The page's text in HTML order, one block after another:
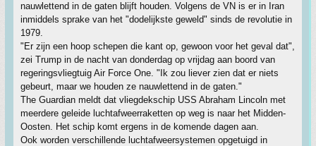
nauwlettend in de gaten blijft houden. Volgens de VN is er in Iran
inmiddels sprake van het "dodelijkste geweld" sinds de revolutie in
1979.
"Er zijn een hoop schepen die kant op, gewoon voor het geval dat",
zei Trump in de nacht van donderdag op vrijdag aan boord van
regeringsvliegtuig Air Force One. "Ik zou liever zien dat er niets
gebeurt, maar we houden ze nauwlettend in de gaten."
The Guardian meldt dat vliegdekschip USS Abraham Lincoln met
meerdere geleide luchtafweerraketten op weg is naar het Midden-
Oosten. Het schip komt ergens in de komende dagen aan.
Ook worden verschillende luchtafweersystemen opgetuigd in